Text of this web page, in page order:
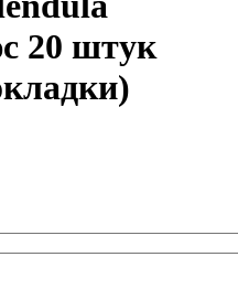
20 штук